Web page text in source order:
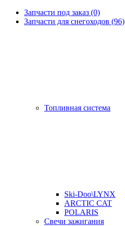
Запчасти под заказ (0)
Запчасти для снегоходов (96)
Топливная система
Ski-Doo\LYNX
ARCTIC CAT
POLARIS
Свечи зажигания